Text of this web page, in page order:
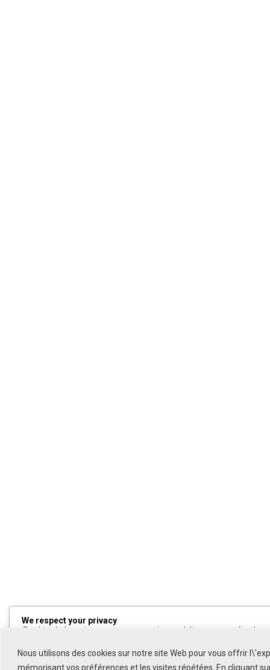
Nous utilisons des cookies sur notre site Web pour vous offrir
mémorisant vos préférences et les visites répétées. En cliquant
We respect your privacy
Cookies help us improve your experience, deliver personalized
Allto decline non-essential cookies.